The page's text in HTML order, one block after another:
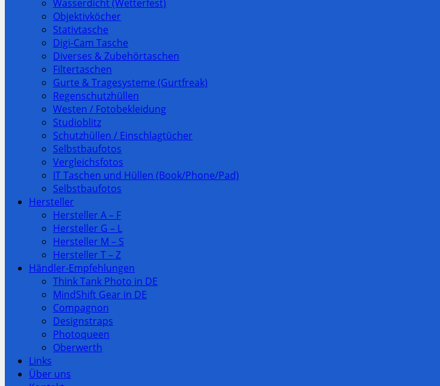
Wasserdicht (Wetterfest)
Objektivköcher
Stativtasche
Digi-Cam Tasche
Diverses & Zubehörtaschen
Filtertaschen
Gurte & Tragesysteme (Gurtfreak)
Regenschutzhüllen
Westen / Fotobekleidung
Studioblitz
Schutzhüllen / Einschlagtücher
Selbstbaufotos
Vergleichsfotos
IT Taschen und Hüllen (Book/Phone/Pad)
Selbstbaufotos
Hersteller
Hersteller A – F
Hersteller G – L
Hersteller M – S
Hersteller T – Z
Händler-Empfehlungen
Think Tank Photo in DE
MindShift Gear in DE
Compagnon
Designstraps
Photoqueen
Oberwerth
Links
Über uns